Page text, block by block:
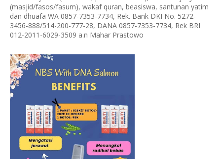
(masjid/fasos/fasum), wakaf quran, beasiswa, santunan yatim
dan dhuafa WA 0857-7353-7734, Rek. Bank DKI No. 5272-
3456-888/514-200-777-28, DANA 0857-7353-7734, Rek BRI
012-2011-6029-3509 a.n Mahar Prastowo